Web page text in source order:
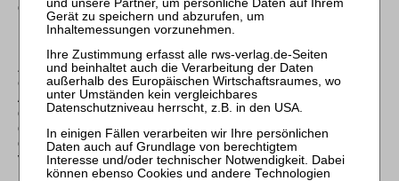
deshalb regelmäßig unmöglich ist, weil häufig die Anschriften
nicht feststehen oder feststellbar sind (Eickmann, a.a.O., § 64
Rz. 3; Haarmeyer/Wutzke/Förster, InsVV, 4. Aufl., § 8 Rz. 1
m.w.N.). Darüber hinaus sieht das Gesetz selbst keine
Zustellung des Vergütungsfestsetzungsbeschlusses an
einzelne Gläubiger vor, sondern der Beschluss ist gem. § 64
Abs. 2 InsO öffentlich bekannt zu machen und dem Verwalter,
dem Schuldner und, wenn ein Gläubigerausschuss bestellt ist,
den Mitgliedern des Ausschusses besonders zuzustellen. Bei
der Veröffentlichung sind die festgesetzten Beträge nicht zu
veröffentlichen; in der öffentlichen Bekanntmachung ist darauf
hinzuweisen, dass der vollständige Beschluss in der